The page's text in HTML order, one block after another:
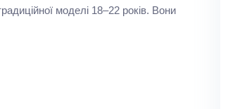
моделі 18–22 років. Вони